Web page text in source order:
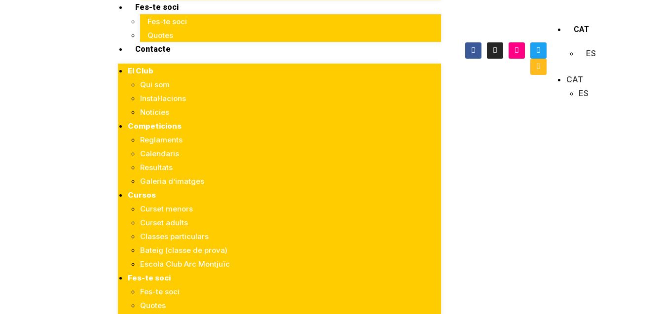
Fes-te soci
Fes-te soci
Quotes
Contacte
El Club
Qui som
Instal·lacions
Notícies
Competicions
Reglaments
Calendaris
Resultats
Galeria d’imatges
Cursos
Curset menors
Curset adults
Classes particulars
Bateig (classe de prova)
Escola Club Arc Montjuïc
Fes-te soci
Fes-te soci
Quotes
CAT
ES
CAT
ES